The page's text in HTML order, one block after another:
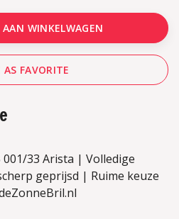
WINKELWAGEN
AS FAVORITE
001/33 Arista | Volledige
geprijsd | Ruime keuze